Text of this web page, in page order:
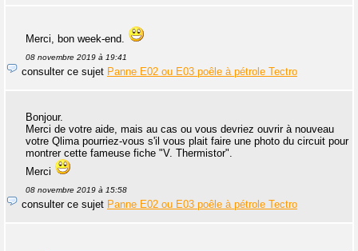
Merci, bon week-end.
08 novembre 2019 à 19:41
consulter ce sujet Panne E02 ou E03 poêle à pétrole Tectro
Bonjour.
Merci de votre aide, mais au cas ou vous devriez ouvrir à nouveau
votre Qlima pourriez-vous s'il vous plait faire une photo du circuit pour
montrer cette fameuse fiche "V. Thermistor".
Merci
08 novembre 2019 à 15:58
consulter ce sujet Panne E02 ou E03 poêle à pétrole Tectro